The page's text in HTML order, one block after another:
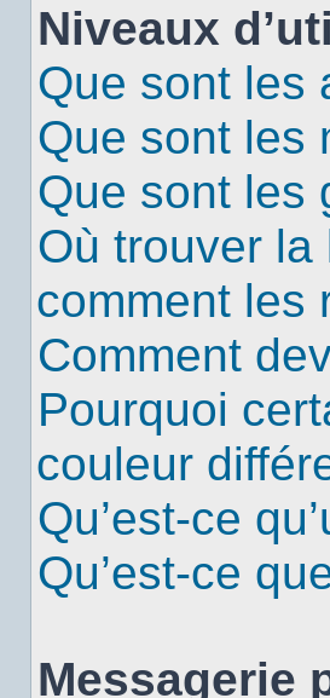
Niveaux
Que sont les
Que sont les
Que sont les
Où trouver la
comment les
Comment
Pourquoi
couleur
Qu’est-ce
Qu’est-ce
Messagerie